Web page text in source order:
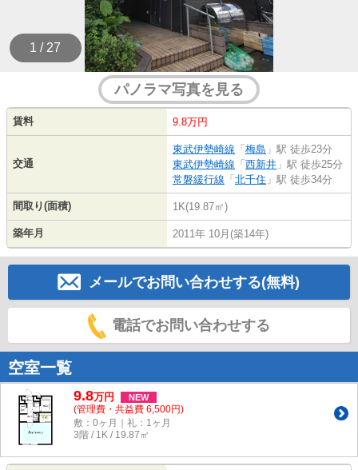
1 / 27
パノラマ写真を見る
賃料 9.8万円
交通
東武伊勢崎線 「梅島 」駅 徒歩23分
東武伊勢崎線 「西新井 」駅 徒歩25分
常磐緩行線 「北千住 」駅 徒歩34分
間取り(面積) 1K(19.87㎡)
築年月 2011年 10月(築14年)
メールでお問い合わせする(無料)
電話でお問い合わせする
空室一覧
9.8万円 NEW
(管理費・共益費 6,500円)
敷：0ヶ月｜礼：1ヶ月
3階 / 1K / 19.87㎡